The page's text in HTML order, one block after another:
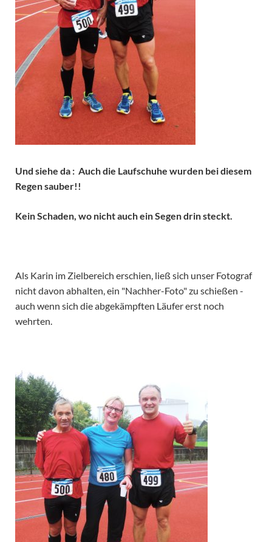
Und siehe da : Auch die Laufschuhe wurden bei diesem
Regen sauber!!
Kein Schaden, wo nicht auch ein Segen drin steckt.
Als Karin im Zielbereich erschien, ließ sich unser Fotograf
nicht davon abhalten, ein "Nachher-Foto" zu schießen -
auch wenn sich die abgekämpften Läufer erst noch
wehrten.